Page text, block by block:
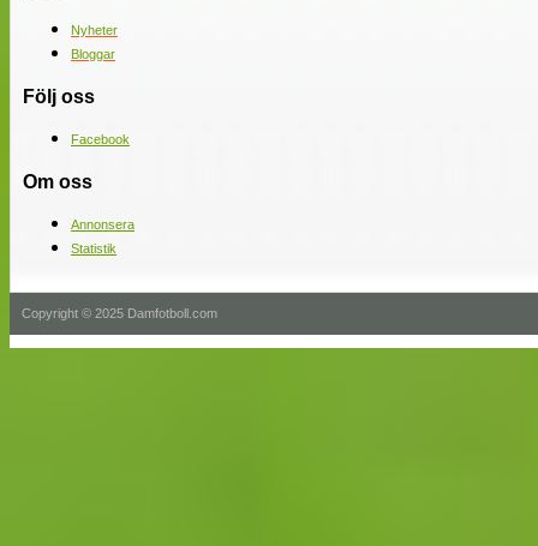
Nyheter
Bloggar
Följ oss
Facebook
Om oss
Annonsera
Statistik
Copyright © 2025 Damfotboll.com